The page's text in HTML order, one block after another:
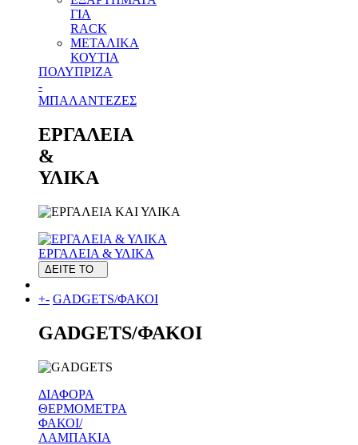
ΓΙΑ
RACK
ΜΕΤΑΛΙΚΑ
ΚΟΥΤΙΑ
ΠΟΛΥΠΡΙΖΑ
-
ΜΠΑΛΑΝΤΕΖΕΣ
ΕΡΓΑΛΕΙΑ
&
ΥΛΙΚΑ
ΕΡΓΑΛΕΙΑ & ΥΛΙΚΑ
ΔΕΙΤΕ ΤΟ
+- GADGETS/ΦΑΚΟΙ
GADGETS/ΦΑΚΟΙ
ΔΙΑΦΟΡΑ
ΘΕΡΜΟΜΕΤΡΑ
ΦΑΚΟΙ/
ΛΑΜΠΑΚΙΑ